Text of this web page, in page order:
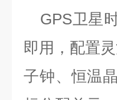
GPS卫星
即用，配置
子钟、恒温